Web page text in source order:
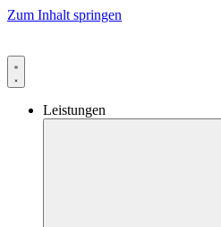
Zum Inhalt springen
Leistungen